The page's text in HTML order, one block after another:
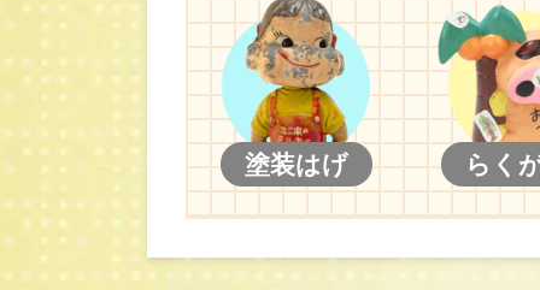
塗装はげ らく